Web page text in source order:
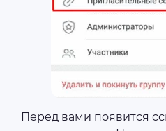
Перед вами появится